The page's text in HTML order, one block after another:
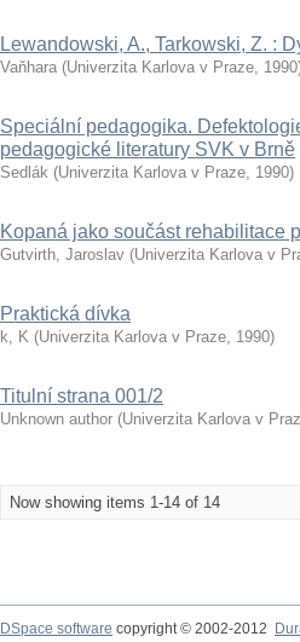
Lewandowski, A., Tarkowski, Z. :
Vaňhara (Univerzita Karlova v Praze, 1990
Speciální pedagogika.
pedagogické literatury SVK v Brně
Sedlák (Univerzita Karlova v Praze, 1990)
Kopaná jako součást rehabilitace
Gutvirth, Jaroslav (Univerzita Karlova v
Praktická dívka
k, K (Univerzita Karlova v Praze, 1990)
Titulní strana 001/2
Unknown author (Univerzita Karlova v
Now showing items 1-14 of 14
DSpace software copyright © 2002-2012